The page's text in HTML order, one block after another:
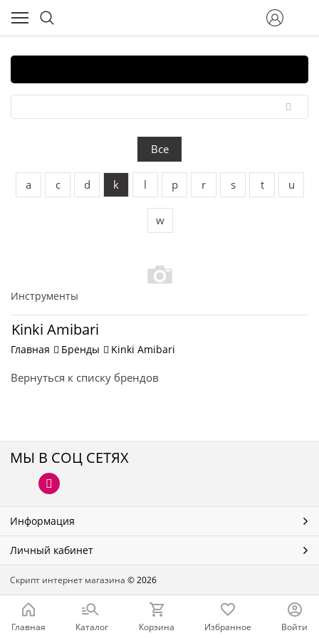
Все
a c d k l p r s t u
w
Инструменты
Kinki Amibari
Главная Бренды Kinki Amibari
Вернуться к списку брендов
МЫ В СОЦ СЕТЯХ
Информация
Личный кабинет
Скрипт интернет магазина © 2026
Главная Каталог Корзина Избранное Войти